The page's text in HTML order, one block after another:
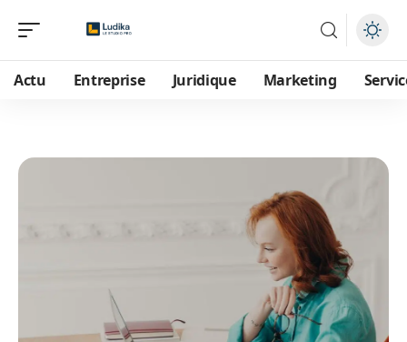
Actu Entreprise Juridique Marketing